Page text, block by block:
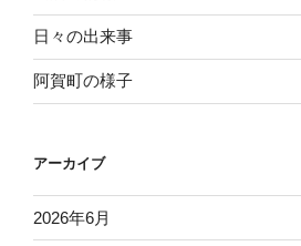
シ
ョ
ン
日々の出来事
阿賀町の様子
アーカイブ
2026年6月